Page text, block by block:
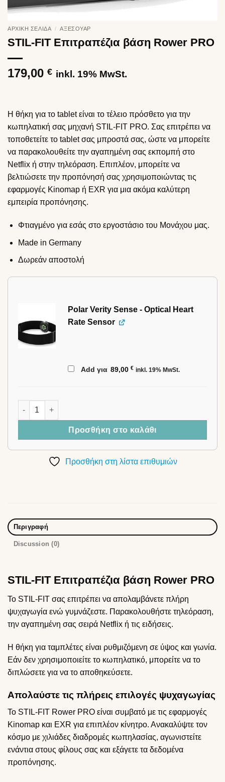
ΑΡΧΙΚΉ ΣΕΛΊΔΑ / ΑΞΕΣΟΥΆΡ
STIL-FIT Επιτραπέζια βάση Rower PRO
179,00 € inkl. 19% MwSt.
Η θήκη για το tablet είναι το τέλειο πρόσθετο για την
κωπηλατική σας μηχανή STIL-FIT PRO. Σας επιτρέπει να
τοποθετείτε το tablet σας μπροστά σας, ώστε να μπορείτε
να παρακολουθείτε την αγαπημένη σας εκπομπή στο
Netflix ή στην τηλεόραση. Επιπλέον, μπορείτε να
βελτιώσετε την προπόνησή σας χρησιμοποιώντας τις
εφαρμογές Kinomap ή EXR για μια ακόμα καλύτερη
εμπειρία προπόνησης.
Φτιαγμένο για εσάς στο εργοστάσιο του Μονάχου μας.
Made in Germany
Δωρεάν αποστολή
Polar Verity Sense - Optical Heart
Rate Sensor
Add για 89,00 € inkl. 19% MwSt.
STIL-FIT Επιτραπέζια βάση Rower PRO ποσότητα
Προσθήκη στο καλάθι
Προσθήκη στη λίστα επιθυμιών
Περιγραφή
Discussion (0)
STIL-FIT Επιτραπέζια βάση Rower PRO
Το STIL-FIT σας επιτρέπει να απολαμβάνετε πλήρη
ψυχαγωγία ενώ γυμνάζεστε. Παρακολουθήστε τηλεόραση,
την αγαπημένη σας σειρά Netflix ή τις ειδήσεις.
Η θήκη για ταμπλέτες είναι ρυθμιζόμενη σε ύψος και γωνία.
Εάν δεν χρησιμοποιείτε το κωπηλατικό, μπορείτε να το
διπλώσετε για να το αποθηκεύσετε.
Απολαύστε τις πλήρεις επιλογές ψυχαγωγίας
Το STIL-FIT Rower PRO είναι συμβατό με τις εφαρμογές
Kinomap και EXR για επιπλέον κίνητρο. Ανακαλύψτε τον
κόσμο με χιλιάδες διαδρομές κωπηλασίας, αγωνιστείτε
ενάντια στους φίλους σας και εξάγετε τα δεδομένα
προπόνησης.